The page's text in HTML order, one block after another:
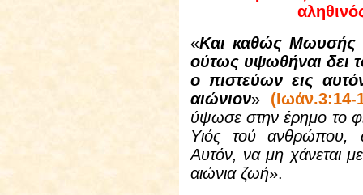
«Και καθώς Μωυσής
ούτως υψωθήναι δει
ο πιστεύων εις
αιώνιον» (Ιωάν.3:14-
ύψωσε στην έρημο το
Υιός τού ανθρώπου,
Αυτόν, να μη χάνεται
αιώνια ζωή».